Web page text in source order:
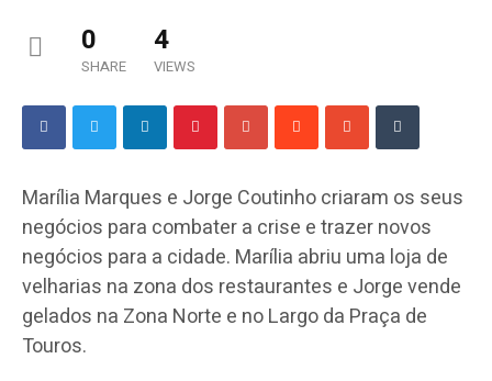
0
SHARE
4
VIEWS
Marília Marques e Jorge Coutinho criaram os seus
negócios para combater a crise e trazer novos
negócios para a cidade. Marília abriu uma loja de
velharias na zona dos restaurantes e Jorge vende
gelados na Zona Norte e no Largo da Praça de
Touros.